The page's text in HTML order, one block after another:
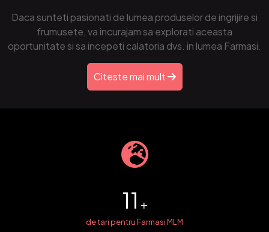
Daca sunteti pasionati de lumea produselor de ingrijire si
frumusete, va incurajam sa explorati aceasta
oportunitate si sa incepeti calatoria dvs. in lumea Farmasi.
Citeste mai mult
11 +
de tari pentru Farmasi MLM